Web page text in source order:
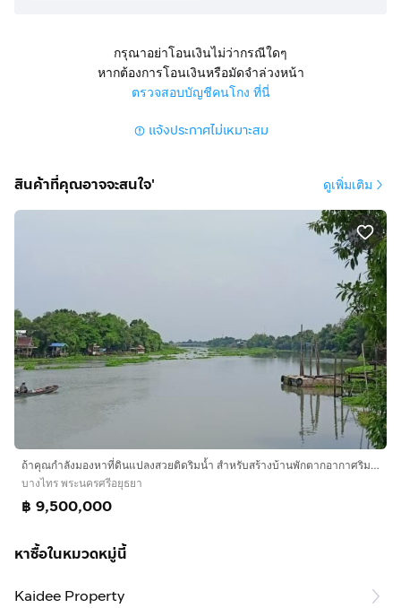
ราคาขาย : 3,120,000.- บาท
(ตารางวาละ 3,900.- บาท)
กรุณาอย่าโอนเงินไม่ว่ากรณีใดๆ
หากต้องการโอนเงินหรือมัดจำล่วงหน้า
ตรวจสอบบัญชีคนโกง ที่นี่
แจ้งประกาศไม่เหมาะสม
สินค้าที่คุณอาจจะสนใจ' ดูเพิ่มเติม
ถ้าคุณกำลังมองหาที่ดินแปลงสวยติดริมน้ำ สำหรับสร้างบ้านพักตากอากาศริมน้ำ บรรยากาศดี ร่มรื่น และเดินทางจากกรุงเทพฯ ไม่ไกล
บางไทร พระนครศรีอยุธยา
฿ 9,500,000
หาซื้อในหมวดหมู่นี้
Kaidee Property